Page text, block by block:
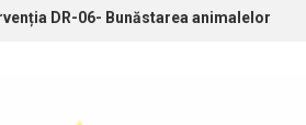
DR-06- Bunăstarea animalelor